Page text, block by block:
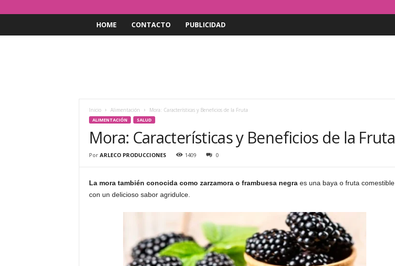
HOME CONTACTO PUBLICIDAD
Inicio Alimentación Mora: Características y Beneficios de la Fruta
ALIMENTACIÓN SALUD
Mora: Características y Beneficios de la Fruta
Por ARLECO PRODUCCIONES 1409 0
La mora también conocida como zarzamora o frambuesa negraes una baya o fruta comestible
con un delicioso sabor agridulce.